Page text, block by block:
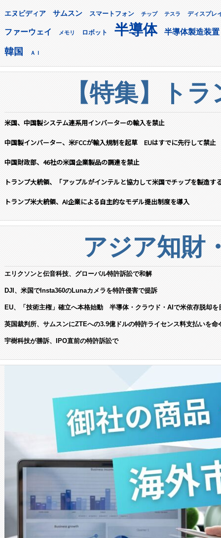
エヌビディア サムスン スマートフォン チップ テスラ ディスプレ
ファーウェイ メモリ ロボット 半導体 半導体製造装置
韓国 ＡＩ
【特集】ト
米国、中国製システム連系用インバーターの輸入を禁止
中国製インバーター、米FCCが輸入規制を起草 EUはすでに先行して禁止
中国財政部、46社の米国企業製品の調達を禁止
トランプ大統領、「アップルがインテルと協力して米国でチップを製造す
トランプ米大統領、AI企業による自主的なモデル提出制度を導入
アジア知財
エリクソンと伝音科技、グローバル特許訴訟で和解
DJI、米国でInsta360のLunaカメラを特許侵害で提訴
EU、「技術主権」確立へ本格始動 半導体・クラウド・AIで米依存脱却を
英国裁判所、サムスンにZTEへの3.9億ドルの特許ライセンス料支払いを命
宇樹科技が勝訴、IPO直前の特許訴訟で